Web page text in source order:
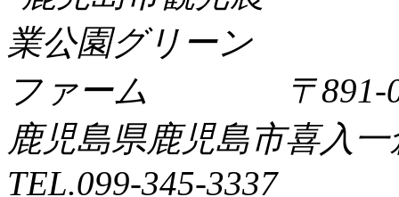
〒891-
鹿児島県鹿児島市喜入一
TEL.099-345-3337